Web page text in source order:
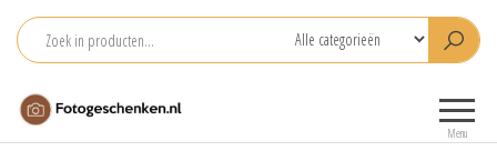
naar
inhoud
voor je foto
Menu